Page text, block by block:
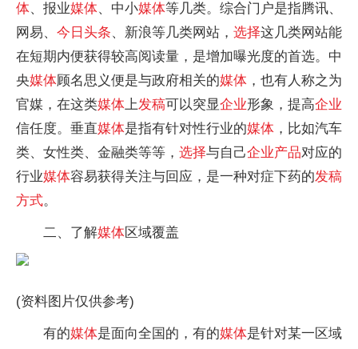
体、报业媒体、中小媒体等几类。综合门户是指腾讯、
网易、 今日头条、新浪等几类网站， 选择这几类网站能
在短期内便获得较高阅读量，是增加曝光度的首选。中
央媒体顾名思义便是与政府相关的媒体 ，也有人称之为
官媒，在这类媒体上发稿可以突显企业形象，提高企业
信任度。垂直媒体是指有针对性行业的媒体 ，比如汽车
类、女性类、金融类等等， 选择与自己企业产品对应的
行业媒体容易获得关注与回应，是一种对症下药的发稿
方式。
二、了解媒体区域覆盖
(资料图片仅供参考)
有的媒体是面向全国的，有的媒体是针对某一区域